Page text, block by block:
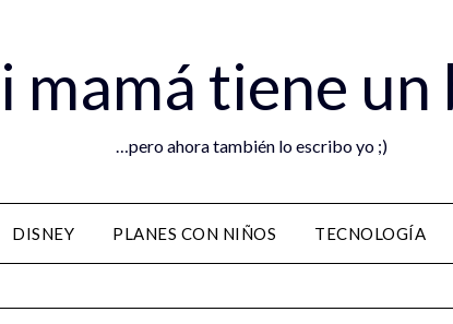
mamá tiene un
…pero ahora también lo escribo yo ;)
DISNEY PLANES CON NIÑOS TECNOLOGÍA